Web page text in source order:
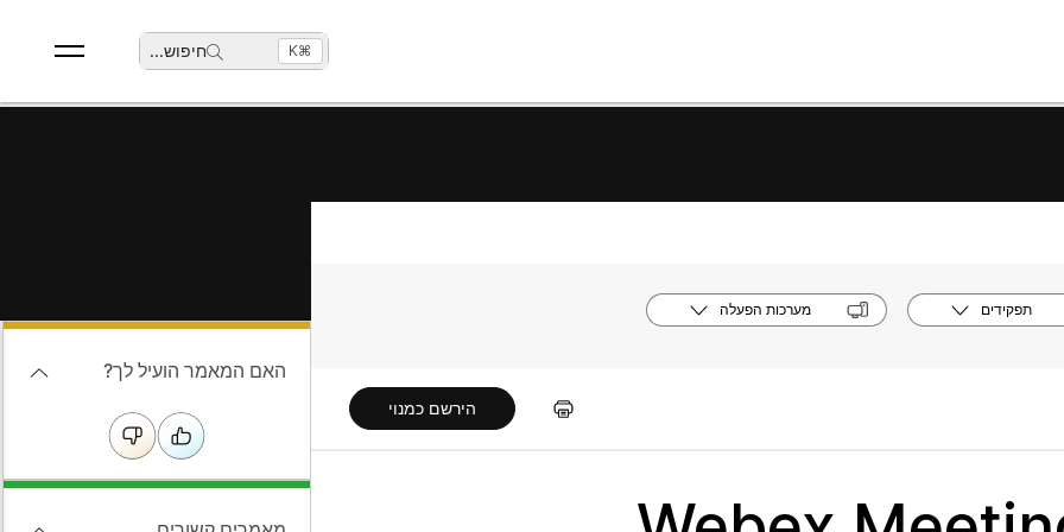
חיפוש... ⌘K
תפקידים מערכות הפעלה
הירשם כמנוי
האם המאמר הועיל לך?